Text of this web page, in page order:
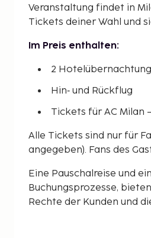
Veranstaltung findet in
Tickets deiner Wahl und
Im Preis enthalten:
2
Hin‑ und Rückflug
Tickets für AC Milan
Alle Tickets sind nur für
angegeben). Fans des
Eine Pauschalreise und
Buchungsprozesse,
Rechte der Kunden und